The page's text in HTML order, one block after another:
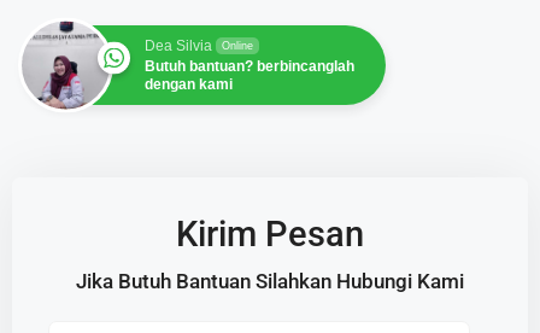
Dea Silvia Online
Butuh bantuan? berbincanglah
dengan kami
Kirim Pesan
Jika Butuh Bantuan Silahkan Hubungi Kami